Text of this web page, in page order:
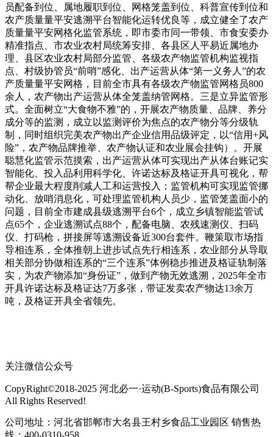
员配备到位、属地履职到位、网格笼盖到位、科普宣传到位和
农产质量量平安逃溯平台智能化运转优良等，成立健全了农产
质量量平安网格化监管系统，即市委市同一带领、市食安委办
精准指点、市农业农村局统筹安排、各县区人平易近属地办
理、县区农业农村局部分监管、各级农产物监管机构监视指
点、村级协管员“前哨”感化、出产运营从体“第一义务人”的农
产质量量平安网格，目前全市具有各级农产物监管网格员800
余人，农产物出产运营从体全笼盖纳管网格。三是立异监管形
式。全面树立“大食物不雅”的，开展农产物质量、品牌、养分
成分等的监测，成立以监测评价为焦点的农产物分等分级轨
制，同时组织完美农产物出产企业信用品级评定，以“信用+风
险”，农产物品牌推举、农产物认证和农业展会挂钩）。开展
聪慧化监管示范摸索，出产运营从体可实现出产从体台账记实
智能化、投入品利用科学化、许诺达标及格证开具可视化，帮
帮企业最大程度削减人工和运营投入；监管机构可实现监管挪
动化、放哨消息化，可处理监管机构人员少，监管笼盖面小的
问题，目前全市建成县级逃溯平台6个，成立乡镇智能监管试
点65个，企业逃溯试点88个，配备电脑、农残速测仪、扫码
仪、打码枪，拼接屏等逃溯设备近300台套件。鞭策取市场指
导相连系，全体推朝上进步试点先行相连系，农业部分从导取
相关部分协做相连系的“三个连系”体例稳步推进及格证轨制落
实，为农产物添加“身份证”，做到产物无效逃溯，2025年全市
开具许诺达标及格证达7万多张，带证发卖农产物达13余万
吨，及格证开具全省领先。
关注微信公众号
CopyRight©2018-2025 河北必一·运动(B-Sports)食品有限公司
All Rights Reserved!
公司地址：河北省邯郸市大名县王村乡食品工业园区 销售热
线：400-0310-958